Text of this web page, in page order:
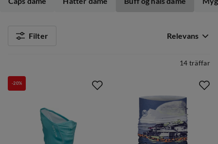
Filter Relevans
14 träffar
-20%